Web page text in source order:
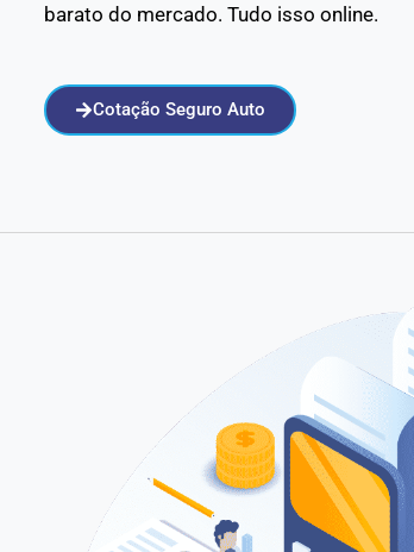
barato do mercado. Tudo isso online.
Cotação Seguro Auto